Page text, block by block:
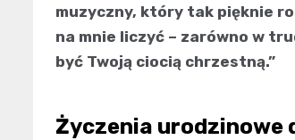
muzyczny, który tak pięknie
na mnie liczyć – zarówno w
być Twoją ciocią chrzestną.”
Życzenia urodzinowe